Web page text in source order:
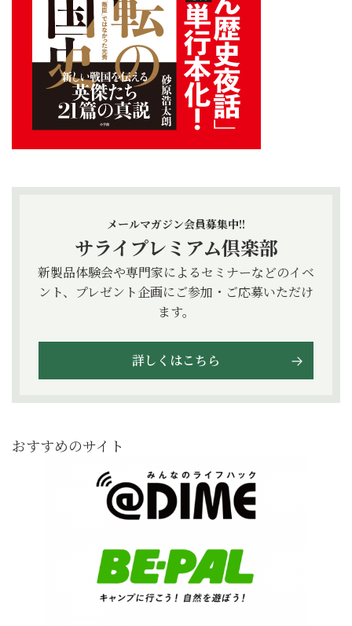
メールマガジン会員募集中!!
サライプレミアム倶楽部
新製品体験会や専門家によるセミナーなどのイベ
ント、プレゼント企画にご参加・ご応募いただけ
ます。
詳しくはこちら
おすすめのサイト